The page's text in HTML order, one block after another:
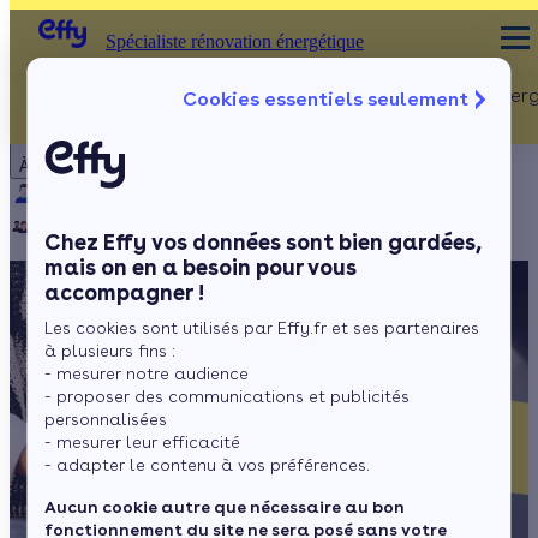
Cookies essentiels seulement
Chez Effy vos données sont bien gardées,
mais on en a besoin pour vous
accompagner !
Les cookies sont utilisés par Effy.fr et ses partenaires
à plusieurs fins :
- mesurer notre audience
- proposer des communications et publicités
personnalisées
- mesurer leur efficacité
- adapter le contenu à vos préférences.
Aucun cookie autre que nécessaire au bon
fonctionnement du site ne sera posé sans votre
À propos
Notre équipe
Rejoignez-nous Presse
Spécialiste rénovation énergétique Rénovation
Murs
Sols
Spécialiste rénovation énergétique